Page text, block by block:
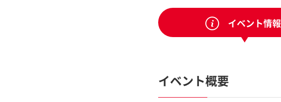
イベント情報
イベント概要